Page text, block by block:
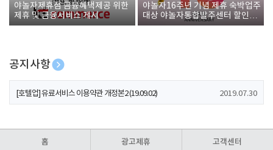
야놀자제휴점 금융혜택제공 위한
제휴 및 금융서비스 게시
야놀자16주년 기념 제휴 숙박업주
대상 야놀자통합발주센터 할인쿠
폰 증정
공지사항
[호텔업] 개인정보 처리방침 개정본1 (19.09.02)
[호텔업] 유료서비스 이용약관 개정본2 (19.09.02) 2019.07.30
홈 광고제휴 고객센터